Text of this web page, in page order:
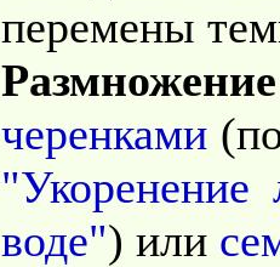
перемены
черенками
"Укоренение
воде") или